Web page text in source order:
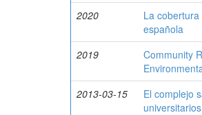
2020
La
española
2019
Community
2013-03-15
El complejo
universitarios